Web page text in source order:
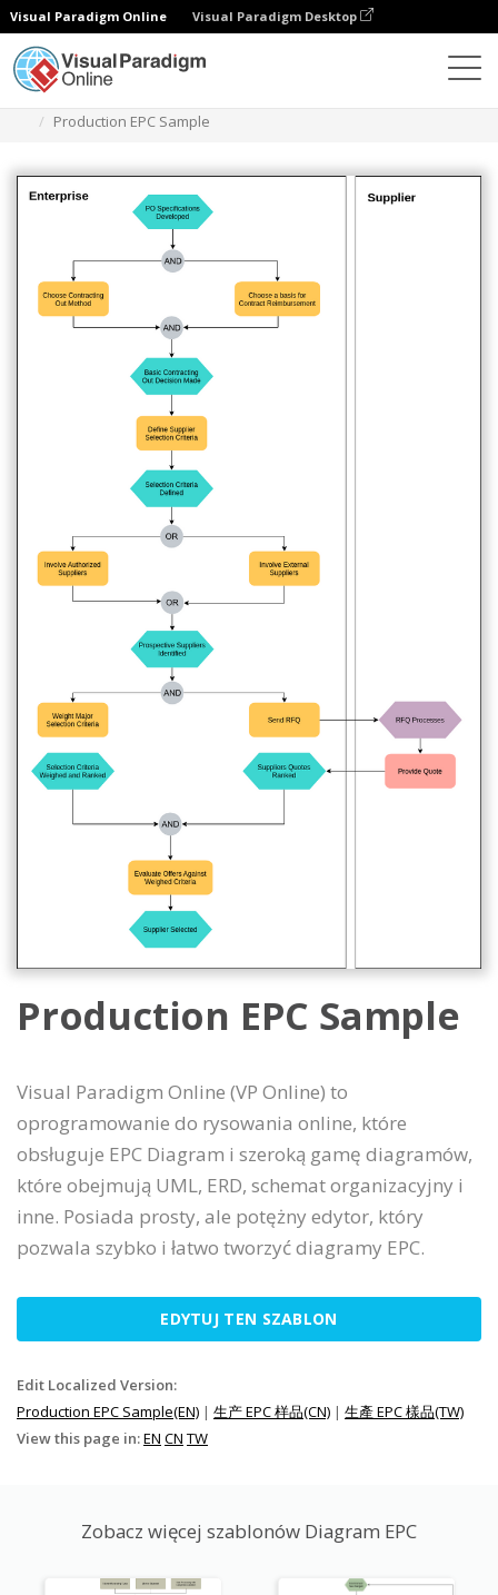
Visual Paradigm Online Visual Paradigm Desktop
Production EPC Sample
Production EPC Sample
Visual Paradigm Online (VP Online) to
oprogramowanie do rysowania online, które
obsługuje EPC Diagram i szeroką gamę diagramów,
które obejmują UML, ERD, schemat organizacyjny i
inne. Posiada prosty, ale potężny edytor, który
pozwala szybko i łatwo tworzyć diagramy EPC.
EDYTUJ TEN SZABLON
Edit Localized Version:
Production EPC Sample(EN) | 生产 EPC 样品(CN) | 生產 EPC 樣品(TW)
View this page in:EN CN TW
Zobacz więcej szablonów Diagram EPC